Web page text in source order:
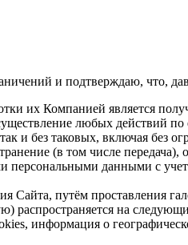
и подтверждаю, что,
их Компанией является
любых действий
и без таковых, включая без
(в том числе
данными с
Сайта, путём проставления
на
информация о